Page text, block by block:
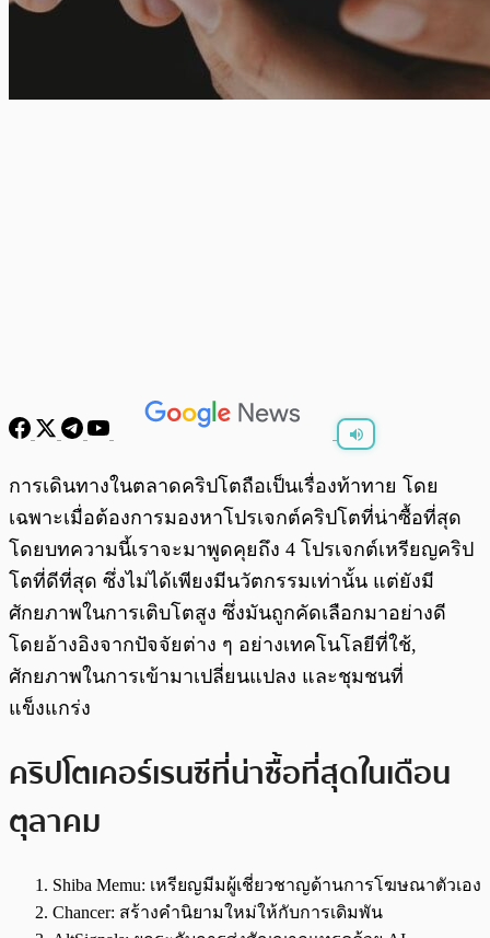
พร้อมเล่น /
การเดินทางในตลาดคริปโตถือเป็นเรื่องท้าทาย โดย
เฉพาะเมื่อต้องการมองหาโปรเจกต์คริปโตที่น่าซื้อที่สุด
โดยบทความนี้เราจะมาพูดคุยถึง 4 โปรเจกต์เหรียญคริป
โตที่ดีที่สุด ซึ่งไม่ได้เพียงมีนวัตกรรมเท่านั้น แต่ยังมี
ศักยภาพในการเติบโตสูง ซึ่งมันถูกคัดเลือกมาอย่างดี
โดยอ้างอิงจากปัจจัยต่าง ๆ อย่างเทคโนโลยีที่ใช้,
ศักยภาพในการเข้ามาเปลี่ยนแปลง และชุมชนที่
แข็งแกร่ง
คริปโตเคอร์เรนซีที่น่าซื้อที่สุดในเดือน
ตุลาคม
Shiba Memu: เหรียญมีมผู้เชี่ยวชาญด้านการโฆษณาตัวเอง
Chancer: สร้างคำนิยามใหม่ให้กับการเดิมพัน